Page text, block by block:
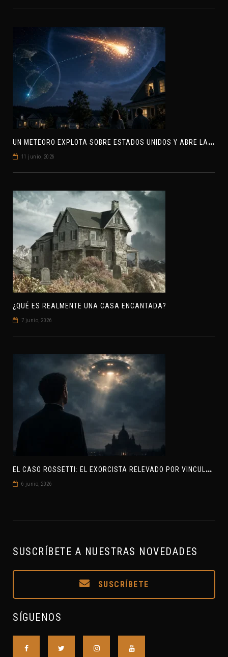
U
N METEORO EXPLOTA SOBRE ESTADOS UNIDOS Y ABRE LA PISTA DE POLAR-IM, UN POSIBLE VISITANTE INTERESTELAR
11 junio, 2026
¿QUÉ ES REALMENTE UNA CASA ENCANTADA?
7 junio, 2026
E
L CASO ROSSETTI: EL EXORCISTA RELEVADO POR VINCULAR OVNIS Y DEMONIOS
6 junio, 2026
SUSCRÍBETE A NUESTRAS NOVEDADES
SUSCRÍBETE
SÍGUENOS